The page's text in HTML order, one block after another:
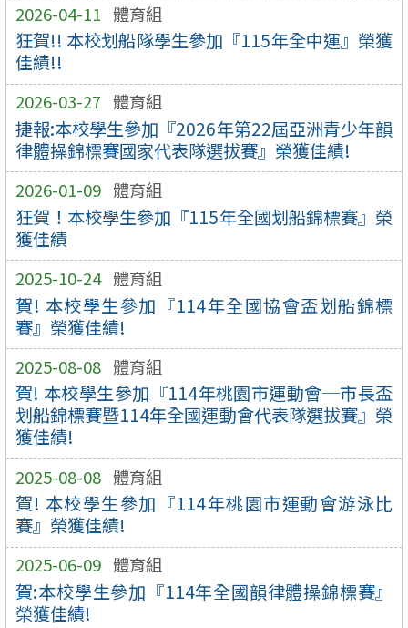
2026-04-11 體育組
狂賀!! 本校划船隊學生參加『115年全中運』榮獲
佳績!!
2026-03-27 體育組
捷報:本校學生參加『2026年第22屆亞洲青少年韻
律體操錦標賽國家代表隊選拔賽』榮獲佳績!
2026-01-09 體育組
狂賀！本校學生參加『115年全國划船錦標賽』榮
獲佳績
2025-10-24 體育組
賀! 本校學生參加『114年全國協會盃划船錦標
賽』榮獲佳績!
2025-08-08 體育組
賀! 本校學生參加『114年桃園市運動會─市長盃
划船錦標賽暨114年全國運動會代表隊選拔賽』榮
獲佳績!
2025-08-08 體育組
賀! 本校學生參加『114年桃園市運動會游泳比
賽』榮獲佳績!
2025-06-09 體育組
賀:本校學生參加『114年全國韻律體操錦標賽』
榮獲佳績!